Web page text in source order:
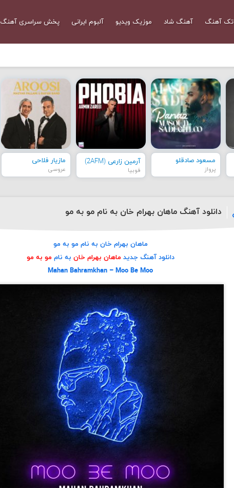
تک آهنگ آهنگ شاد موزیک ویدیو آلبوم ایرانی پخش سراسری آهنگ
مسعود صادقلو
پرواز
آرمین زارعی (2AFM)
فوبیا
مازیار فلاحی
عروسی
دانلود آهنگ ماهان بهرام خان به نام مو به مو
ماهان بهرام خان به نام مو به مو
دانلود آهنگ جدید ماهان بهرام خان به ناممو به مو
Mahan Bahramkhan – Moo Be Moo